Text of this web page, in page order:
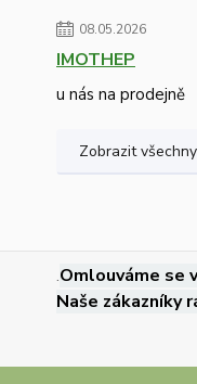
08.05.2026
IMOTHEP
u nás na
Zobrazit
.Omlouváme se
Naše zákazníky